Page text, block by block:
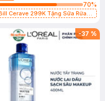
70%
Cerave 299K Tặng Sữa Rửa
-37 %